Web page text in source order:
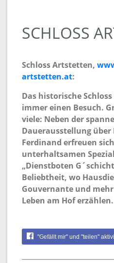
SCHLOSS
Schloss Artstetten,
artstetten.at:
Das historische
immer einen Besuch.
viele: Neben der
Dauerausstellung über
Ferdinand erfreuen
unterhaltsamen
„Dienstboten
Beliebtheit, wo
Gouvernante und
Leben am Hof erzählen.
"Gefällt mir" und "teilen"